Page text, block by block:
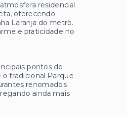
residencial
oferecendo
Laranja do metrô.
e praticidade no
pontos de
tradicional Parque
renomados
ainda mais